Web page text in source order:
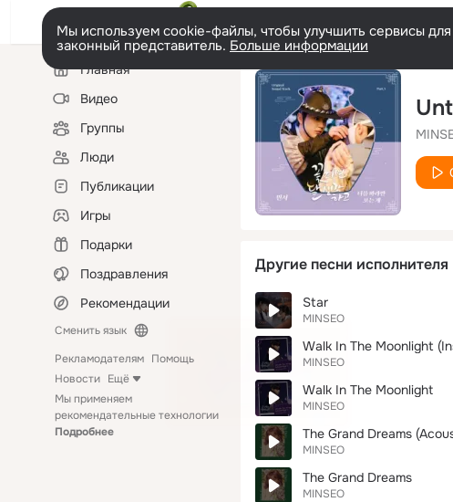
Мы используем cookie-файлы, чтобы улучшить сервисы
законный представитель. Больше информации
Левая
колонкаГлавная
Видео
Группы
Люди
Публикации
Игры
Подарки
Поздравления
Рекомендации
Сменить язык
Рекламодателям Помощь
Новости Ещё
Мы применяем
рекомендательные технологии
Подробнее
Другие песни исполнителя
Star
MINSEO
Walk In The Moonlight
MINSEO
Walk In The Moonlight
MINSEO
The Grand Dreams
MINSEO
The Grand Dreams
MINSEO